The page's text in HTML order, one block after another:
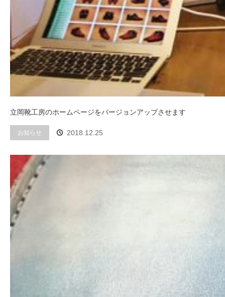
立岡靴工房のホームページをバージョンアップさせます
お知らせ 2018.12.25